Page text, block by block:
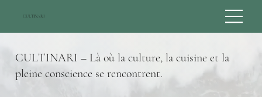
CULTINARI
CULTINARI – Là où la culture, la cuisine et la
pleine conscience se rencontrent.